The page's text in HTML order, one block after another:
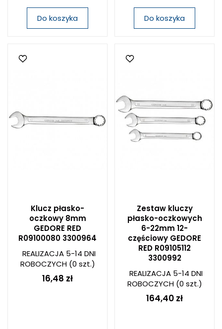
Do koszyka Do koszyka
Klucz płasko-
oczkowy 8mm
GEDORE RED
R09100080 3300964
REALIZACJA 5-14 DNI
ROBOCZYCH(0 szt.)
16,48 zł
Zestaw kluczy
płasko-oczkowych
6-22mm 12-
częściowy GEDORE
RED R09105112
3300992
REALIZACJA 5-14 DNI
ROBOCZYCH(0 szt.)
164,40 zł